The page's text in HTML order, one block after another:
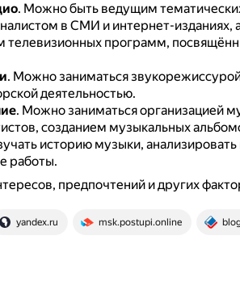
. Можно быть ведущим
в СМИ и интернет-изданиях,
программ,
. Можно заниматься
деятельностью.
. Можно заниматься организацией
созданием музыкальных
историю музыки,
работы.
предпочтений и других
yandex.ru msk.postupi.online